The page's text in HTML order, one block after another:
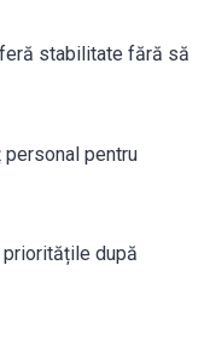
stabilitate fără să
pentru
după